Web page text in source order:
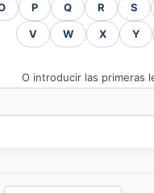
P Q R S
V W X Y
O introducir las primeras